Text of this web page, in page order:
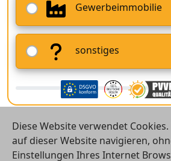
Gewerbeimmobilie
sonstiges
Diese Website verwendet
auf dieser Website navigieren,
Einstellungen Ihres Internet